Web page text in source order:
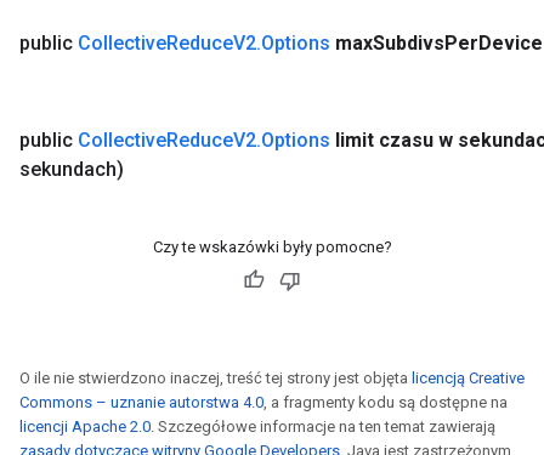
public CollectiveReduceV2.Options maxSubdivsPerDevice
public CollectiveReduceV2.Options limit czasu w
sekundach)
Czy te wskazówki były pomocne?
O ile nie stwierdzono inaczej, treść tej strony jest objęta licencją Creative
Commons – uznanie autorstwa 4.0, a fragmenty kodu są dostępne na
licencji Apache 2.0. Szczegółowe informacje na ten temat zawierają
zasady dotyczące witryny Google Developers. Java jest zastrzeżonym